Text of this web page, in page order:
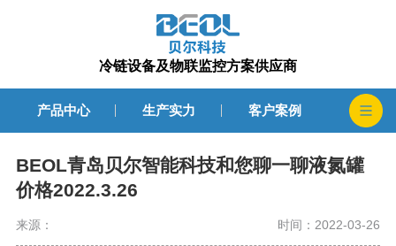
冷链设备及物联监控方案供应商
产品中心 生产实力 客户案例
BEOL青岛贝尔智能科技和您聊一聊液氮罐
价格2022.3.26
来源： 时间：2022-03-26